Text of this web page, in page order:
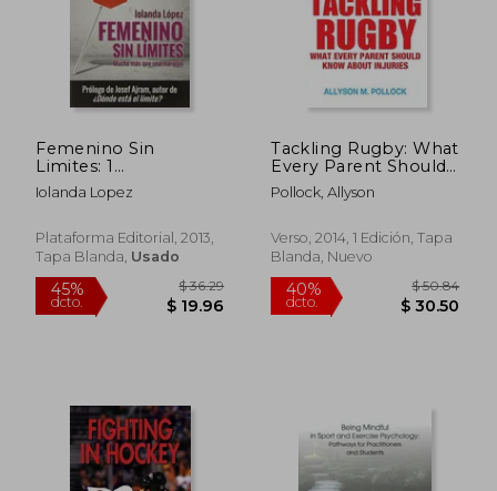
45%
dcto. $ 17.55 $
Femenino Sin
Limites: 1
(Testimonio)
Iolanda Lopez
Plataforma Editorial, 2013,
Tapa Blanda, Usado
Tackling Rugby: What
Every Parent Should
Know about Injuries
(en Inglés)
Pollock, Allyson
Verso, 2014, 1 Edición, Tapa
Blanda, Nuevo